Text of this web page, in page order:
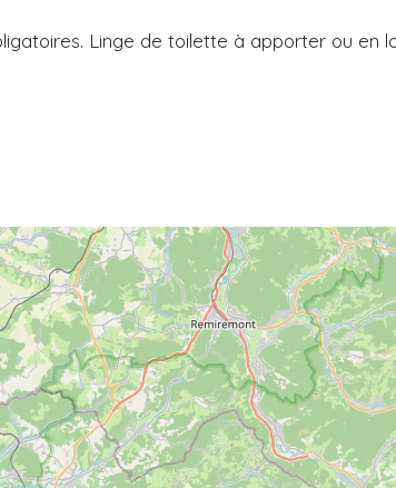
Linge de toilette à apporter ou en